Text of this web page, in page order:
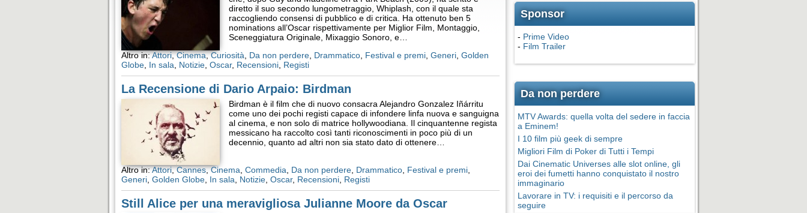
diretto il suo secondo lungometraggio, Whiplash, con il quale sta
raccogliendo consensi di pubblico e di critica. Ha ottenuto ben 5
nominations all’Oscar rispettivamente per Miglior Film, Montaggio,
Sceneggiatura Originale, Mixaggio Sonoro, e…
Altro in:Attori,Cinema,Curiosità Da non perdere Drammatico Festival e premi Generi Golden
Globe In sala Notizie Oscar, Recensioni Registi
La Recensione di Dario Arpaio: Birdman
Birdman è il film che di nuovo consacra Alejandro Gonzalez Iñárritu
come uno dei pochi registi capace di infondere linfa nuova e sanguigna
al cinema, e non solo di matrice hollywoodiana. Il cinquantenne regista
messicano ha raccolto così tanti riconoscimenti in poco più di un
decennio, quanto ad altri non sia stato dato di ottenere…
Altro in:Attori,Cannes,Cinema Commedia Da non perdere Drammatico Festival e premi
Generi Golden Globe In sala Notizie Oscar, Recensioni Registi
Still Alice per una meravigliosa Julianne Moore da Oscar
Sponsor
- Prime Video
- Film Trailer
Da non perdere
MTV Awards: quella volta del sedere in faccia
a Eminem!
I 10 film più geek di sempre
Migliori Film di Poker di Tutti i Tempi
Dai Cinematic Universes alle slot online, gli
eroi dei fumetti hanno conquistato il nostro
immaginario
Lavorare in TV: i requisiti e il percorso da
seguire